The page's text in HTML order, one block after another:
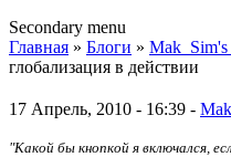
Secondary menu
Главная » Блоги » Mak_Sim's
глобализация в действии
17 Апрель, 2010 - 16:39 -
"Какой бы кнопкой я включался,